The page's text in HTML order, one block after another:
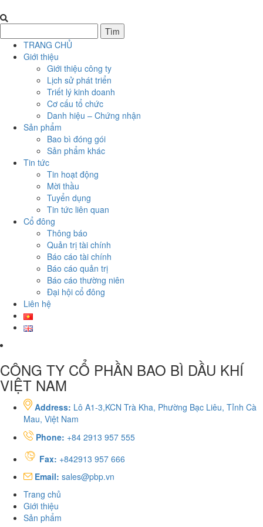
TRANG CHỦ
Giới thiệu
Giới thiệu công ty
Lịch sử phát triển
Triết lý kinh doanh
Cơ cấu tổ chức
Danh hiệu – Chứng nhận
Sản phẩm
Bao bì đóng gói
Sản phẩm khác
Tin tức
Tin hoạt động
Mời thầu
Tuyển dụng
Tin tức liên quan
Cổ đông
Thông báo
Quản trị tài chính
Báo cáo tài chính
Báo cáo quản trị
Báo cáo thường niên
Đại hội cổ đông
Liên hệ
CÔNG TY CỔ PHẦN BAO BÌ DẦU KHÍ
VIỆT NAM
Address: Lô A1-3,KCN Trà Kha, Phường Bạc Liêu, Tỉnh Cà
Mau, Việt Nam
Phone: +84 2913 957 555
Fax: +842913 957 666
Email: sales@pbp.vn
Trang chủ
Giới thiệu
Sản phẩm